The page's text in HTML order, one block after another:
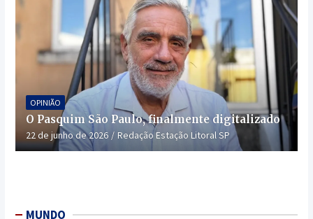
OPINIÃO
O Pasquim São Paulo, finalmente digitalizado
22 de junho de 2026 Redação Estação Litoral SP
MUNDO